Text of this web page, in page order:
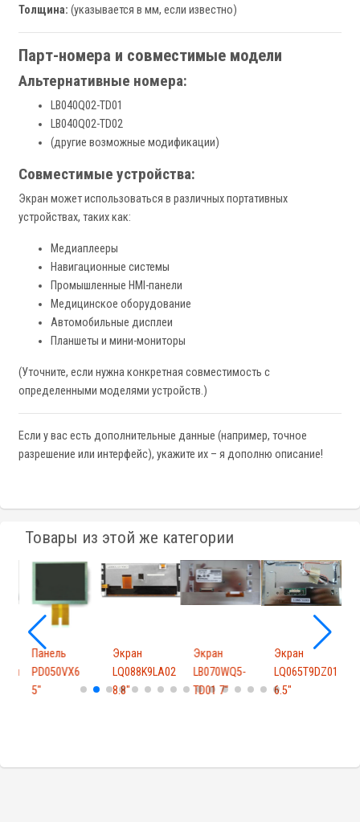
Толщина: (указывается в мм, если известно)
Парт-номера и совместимые модели
Альтернативные номера:
LB040Q02-TD01
LB040Q02-TD02
(другие возможные модификации)
Совместимые устройства:
Экран может использоваться в различных портативных
устройствах, таких как:
Медиаплееры
Навигационные системы
Промышленные HMI-панели
Медицинское оборудование
Автомобильные дисплеи
Планшеты и мини-мониторы
(Уточните, если нужна конкретная совместимость с
определенными моделями устройств.)
Если у вас есть дополнительные данные (например, точное
разрешение или интерфейс), укажите их – я дополню описание!
Товары из этой же категории
Панель
PD050VX6
5"
Экран
LQ088K9LA02
8.8"
Экран
LB070WQ5-
TD01 7"
Экран
LQ065T9DZ01
6.5"